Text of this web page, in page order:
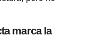
marca la